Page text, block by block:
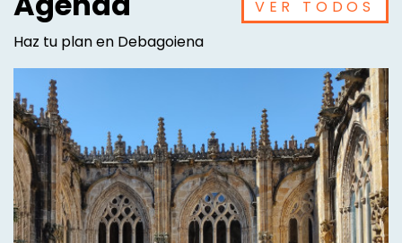
Haz tu plan en Debagoiena
VER TODOS